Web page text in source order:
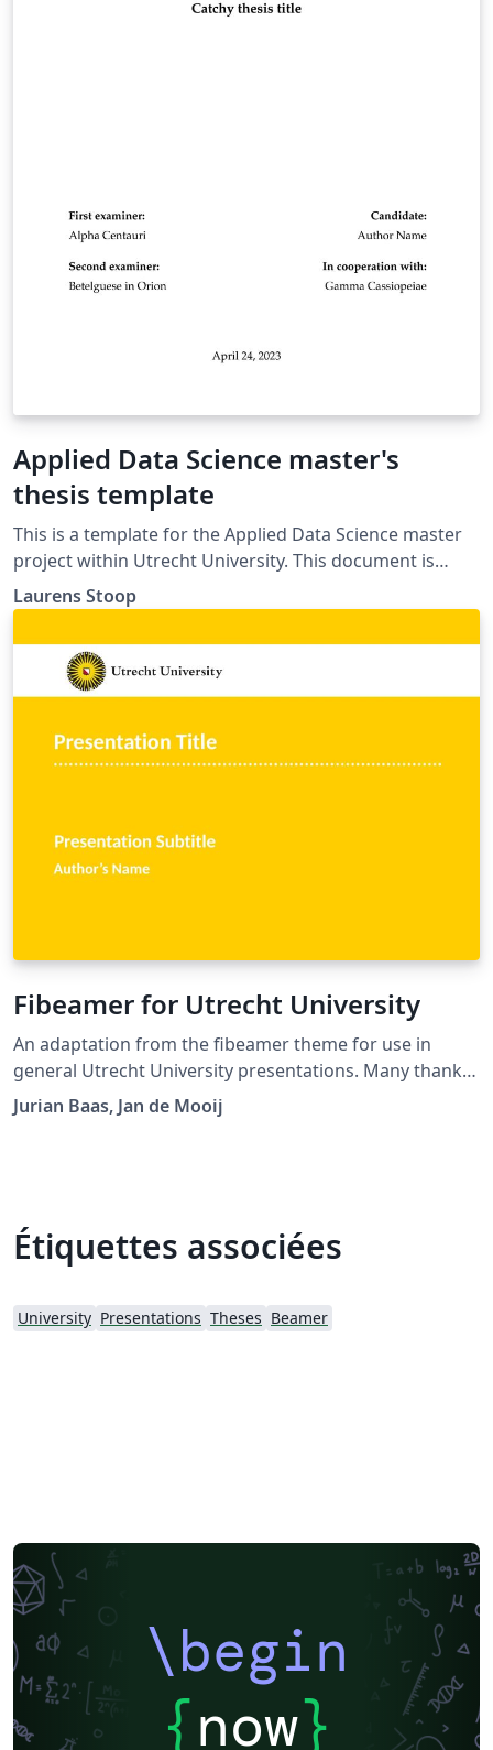
Applied Data Science master's
thesis template
This is a template for the Applied Data Science master
project within Utrecht University. This document is
intended to be a style guide to a simple, but nice and
fancy LaTeX thesis.
Laurens Stoop
Fibeamer for Utrecht University
An adaptation from the fibeamer theme for use in
general Utrecht University presentations. Many thanks
to the original authors for supplying the template.
Jurian Baas, Jan de Mooij
Étiquettes associées
University Presentations Theses Beamer
\begin
{now}